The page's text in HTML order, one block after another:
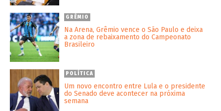
GRÊMIO
Na Arena, Grêmio vence o São Paulo e deixa
a zona de rebaixamento do Campeonato
Brasileiro
POLÍTICA
Um novo encontro entre Lula e o presidente
do Senado deve acontecer na próxima
semana